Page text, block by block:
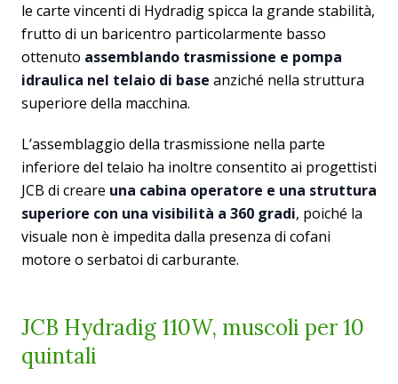
le carte vincenti di Hydradig spicca la grande stabilità,
frutto di un baricentro particolarmente basso
ottenuto assemblando trasmissione e pompa
idraulica nel telaio di base anziché nella struttura
superiore della macchina.
L’assemblaggio della trasmissione nella parte
inferiore del telaio ha inoltre consentito ai progettisti
JCB di creare una cabina operatore e una struttura
superiore con una visibilità a 360 gradi, poiché la
visuale non è impedita dalla presenza di cofani
motore o serbatoi di carburante.
JCB Hydradig 110W, muscoli per 10
quintali